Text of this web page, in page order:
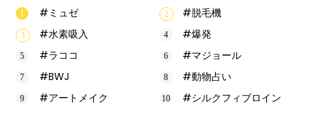
#ミュゼ
#脱毛機
#水素吸入
#爆発
#ラココ
#マジョール
#BWJ
#動物占い
#アートメイク
#シルクフィブロイン